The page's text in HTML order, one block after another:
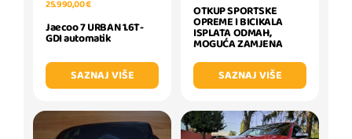
25.990,00 €
Jaecoo 7 URBAN 1.6T-
GDI automatik
SAZNAJ VIŠE
OTKUP SPORTSKE
OPREME I BICIKALA
ISPLATA ODMAH,
MOGUĆA ZAMJENA
SAZNAJ VIŠE